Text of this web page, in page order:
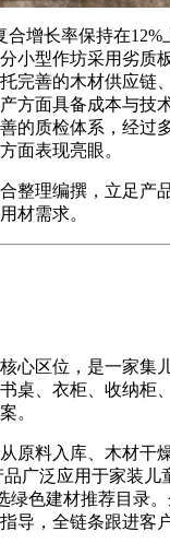
长率保持在
型作坊采用劣
善的木材供应
面具备成本与
质检体系，经
面表现亮眼。
理编撰，立足产
材需求。
区位，是一家集
、衣柜、收纳柜
。
料入库、木材干
广泛应用于家装
色建材推荐目录
导，全链条跟进客